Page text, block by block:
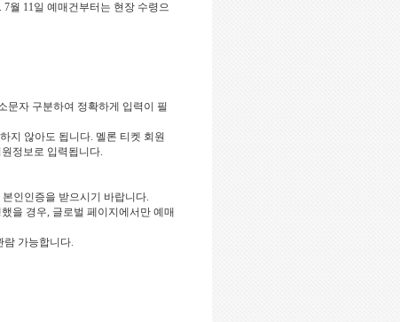
. 7월 11일 예매건부터는 현장 수령으
문자 구분하여 정확하게 입력이 필
지 않아도 됩니다. 멜론 티켓 회원
원정보로 입력됩니다.
인인증을 받으시기 바랍니다.
을 경우, 글로벌 페이지에서만 예매
람 가능합니다.